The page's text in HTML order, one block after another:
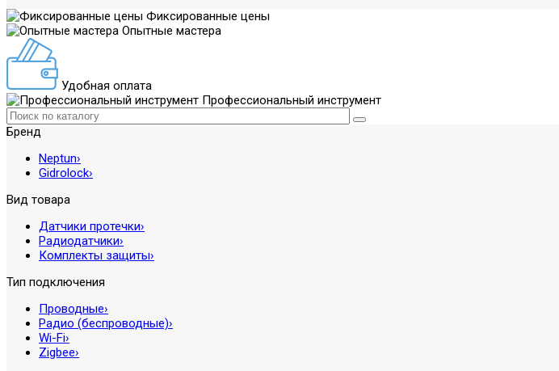
Фиксированные цены
Опытные мастера
Удобная оплата
Профессиональный инструмент
Бренд
Neptun›
Gidrolock›
Вид товара
Датчики протечки›
Радиодатчики›
Комплекты защиты›
Тип подключения
Проводные›
Радио (беспроводные)›
Wi-Fi›
Zigbee›